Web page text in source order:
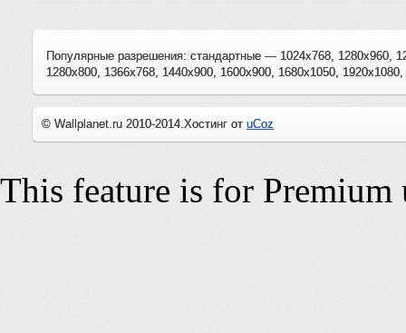
Популярные разрешения: стандартные — 1024x768, 1280x960,
1280x800, 1366x768, 1440x900, 1600x900, 1680x1050,
© Wallplanet.ru 2010-2014.Хостинг от uCoz
This feature is for Premium